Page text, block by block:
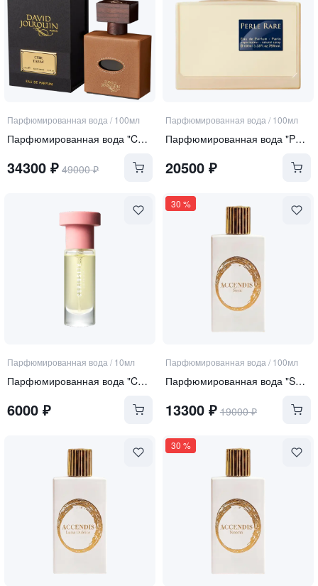
Парфюмированная вода / 100мл
Парфюмированная вода "Cuir Tabac"
34300 ₽ 49000₽
Парфюмированная вода / 100мл
Парфюмированная вода "Perle Rare"
20500₽
Парфюмированная вода / 10мл
Парфюмированная вода "Curiosity"
6000 ₽
30 %
Парфюмированная вода / 100мл
Парфюмированная вода "SERA"
13300₽ 19000₽
30 %